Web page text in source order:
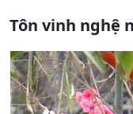
Tôn vinh nghệ